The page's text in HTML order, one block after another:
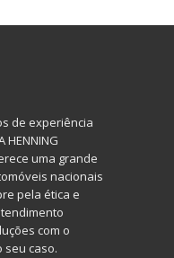
de experiência
uma grande
nacionais
pela ética e
com o
seu caso.